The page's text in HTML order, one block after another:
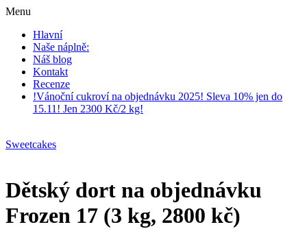
Menu
Hlavní
Naše náplně:
Náš blog
Kontakt
Recenze
!Vánoční cukroví na objednávku 2025! Sleva 10% jen do
15.11! Jen 2300 Kč/2 kg!
Sweetcakes
Dětský dort na objednávku
Frozen 17 (3 kg, 2800 kč)